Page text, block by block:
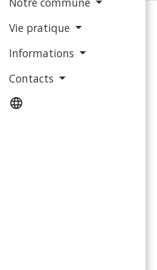
Vie pratique
Informations
Contacts
language